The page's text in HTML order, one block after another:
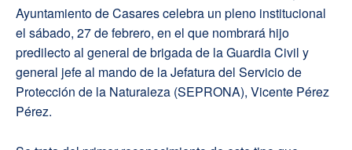
Ayuntamiento de Casares celebra un pleno institucional
el sábado, 27 de febrero, en el que nombrará hijo
predilecto al general de brigada de la Guardia Civil y
general jefe al mando de la Jefatura del Servicio de
Protección de la Naturaleza (SEPRONA), Vicente Pérez
Pérez.